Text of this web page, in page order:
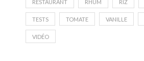
RESTAURANT RHUM RIZ
TESTS TOMATE VANILLE
VIDÉO